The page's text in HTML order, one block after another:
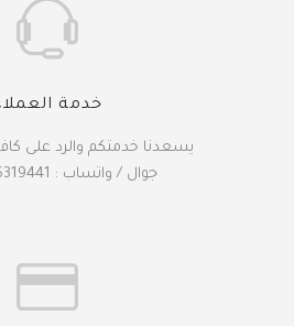
خدمة
يسعدنا خدمتكم والرد على
جوال / واتساب : 66319441 (974+)